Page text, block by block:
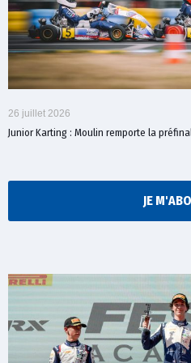
26 juillet 2026
Junior Karting : Moulin remporte la
JE